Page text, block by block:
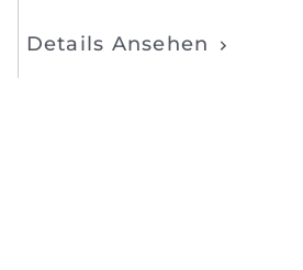
Details Ansehen